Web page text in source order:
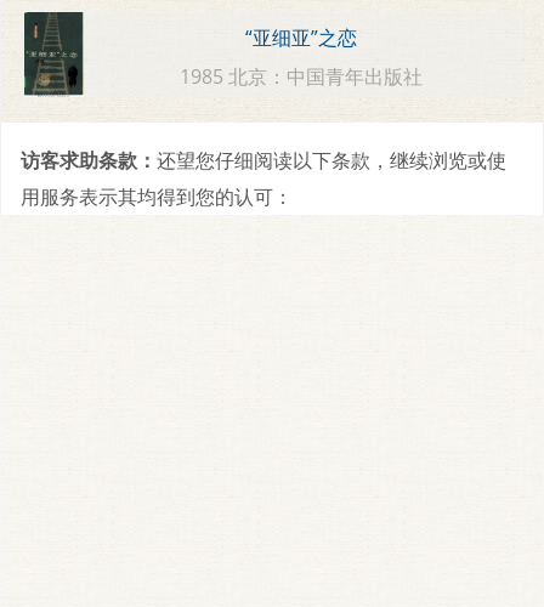
“亚细亚”之恋
1985 北京：中国青年出版社
访客求助条款： 还望您仔细阅读以下条款，继续浏览或使
用服务表示其均得到您的认可：